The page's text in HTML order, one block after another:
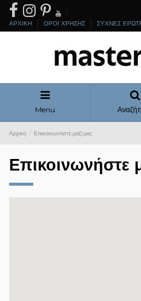
ΑΡΧΙΚΗ ΟΡΟΙ ΧΡΗΣΗΣ ΣΥΧΝΕΣ
Menu
Αρχική Επικοινωνήστε μαζί μας
Επικοινωνήστε